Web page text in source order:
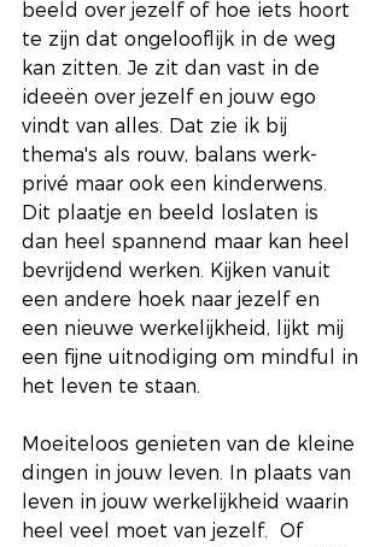
beeld over jezelf of hoe iets hoort
te zijn dat ongelooflijk in de weg
kan zitten. Je zit dan vast in de
ideeën over jezelf en jouw ego
vindt van alles. Dat zie ik bij
thema's als rouw, balans werk-
privé maar ook een kinderwens.
Dit plaatje en beeld loslaten is
dan heel spannend maar kan heel
bevrijdend werken. Kijken vanuit
een andere hoek naar jezelf en
een nieuwe werkelijkheid, lijkt mij
een fijne uitnodiging om mindful in
het leven te staan.
Moeiteloos genieten van de kleine
dingen in jouw leven. In plaats van
leven in jouw werkelijkheid waarin
heel veel moet van jezelf.  Of